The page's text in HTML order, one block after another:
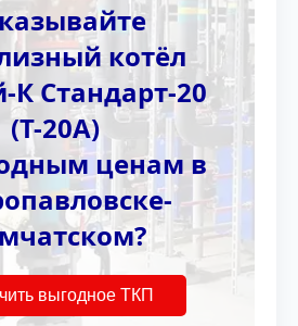
котёл
К Стандарт-20
(Т-20А)
ценам в
выгодное ТКП